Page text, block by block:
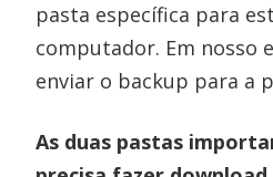
pasta específica para
computador. Em nosso
enviar o backup para a
As duas pastas